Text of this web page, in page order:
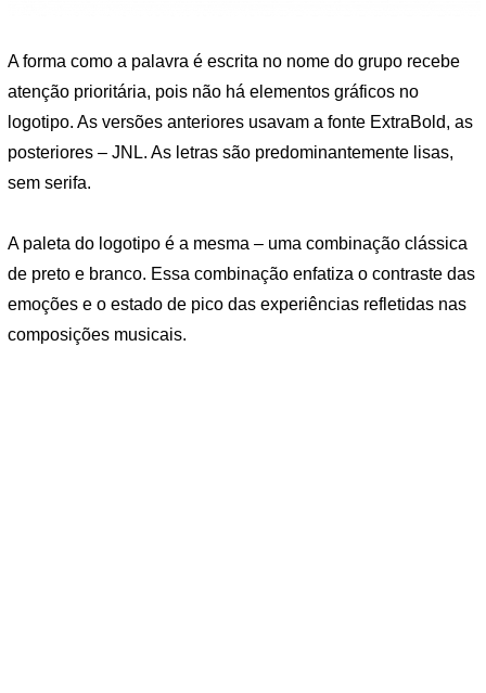
A forma como a palavra é escrita no nome do grupo recebe
atenção prioritária, pois não há elementos gráficos no
logotipo. As versões anteriores usavam a fonte ExtraBold, as
posteriores – JNL. As letras são predominantemente lisas,
sem serifa.
A paleta do logotipo é a mesma – uma combinação clássica
de preto e branco. Essa combinação enfatiza o contraste das
emoções e o estado de pico das experiências refletidas nas
composições musicais.